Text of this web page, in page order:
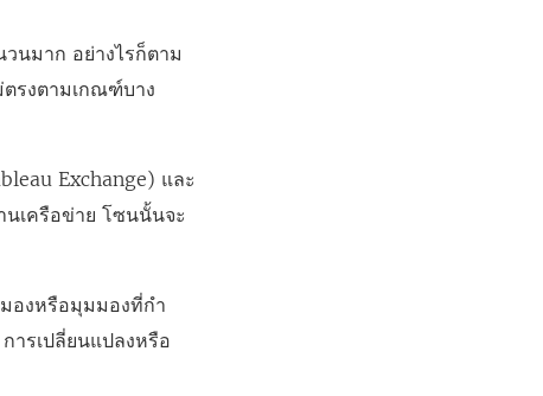
นมาก อย่างไรก็ตาม
รงตามเกณฑ์บาง
Exchange) และ
นเครือข่าย โซนนั้นจะ
องหรือมุมมองที่กํา
ารเปลี่ยนแปลงหรือ